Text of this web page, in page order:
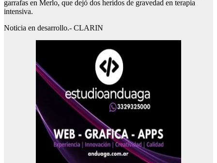
garrafas en Merlo, que dejó dos heridos de gravedad en terapia
intensiva.
Noticia en desarrollo.- CLARIN